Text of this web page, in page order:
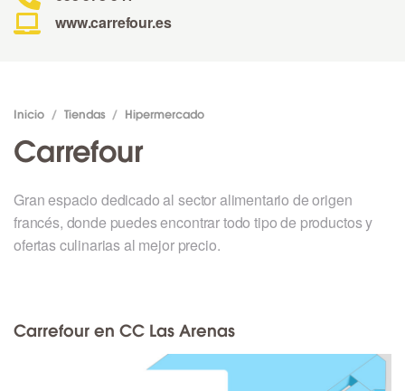
www.carrefour.es
Inicio / Tiendas / Hipermercado
Carrefour
Gran espacio dedicado al sector alimentario de origen
francés, donde puedes encontrar todo tipo de productos y
ofertas culinarias al mejor precio.
Carrefour en CC Las Arenas